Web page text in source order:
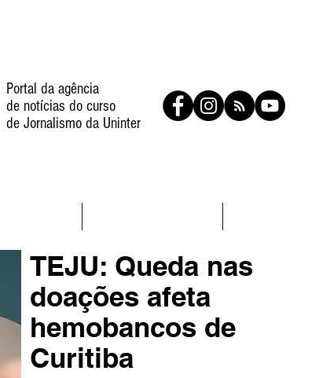
Portal da agência
de notícias do curso
de Jornalismo da Uninter
TEJU: Queda nas
doações afeta
hemobancos de
Curitiba